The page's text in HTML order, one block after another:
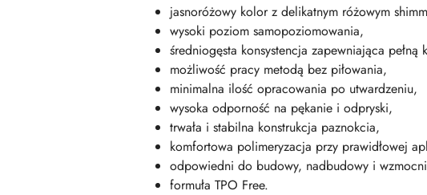
jasnoróżowy kolor z delikatnym różowym
wysoki poziom samopoziomowania,
średniogęsta konsystencja zapewniająca pełną
możliwość pracy metodą bez piłowania,
minimalna ilość opracowania po utwardzeniu,
wysoka odporność na pękanie i odpryski,
trwała i stabilna konstrukcja paznokcia,
komfortowa polimeryzacja przy prawidłowej
odpowiedni do budowy, nadbudowy i
formuła TPO Free.